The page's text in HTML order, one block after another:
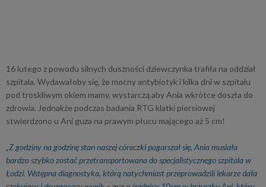
16 lutego z powodu silnych duszności dziewczynka trafiła na oddział
szpitala. Wydawałoby się, że mocny antybiotyk i kilka dni w szpitalu
pod troskliwym okiem mamy, wystarczą aby Ania wkrótce doszła do
zdrowia. Jednakże podczas badania RTG klatki piersiowej
stwierdzono u Ani guza na prawym płucu mającego aż 5 cm!
„Z godziny na godzinę stan naszej córeczki pogarszał się, Ania musiała
bardzo szybko zostać przetransportowana do specjalistycznego szpitala w
Łodzi. Wstępna diagnostyka, którą natychmiast przeprowadzili lekarze dała